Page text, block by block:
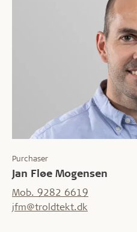
Purchaser
Jan Fløe Mogensen
Mob. 9282 6619
jfm@troldtekt.dk